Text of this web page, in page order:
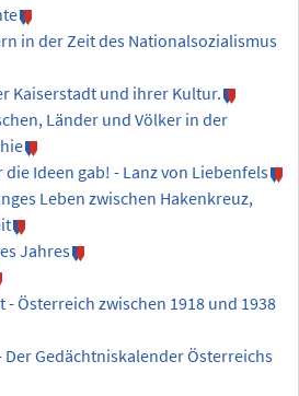
in der Zeit des Nationalsozialismus
Kaiserstadt und ihrer Kultur.
Länder und Völker in der
Ideen gab! - Lanz von Liebenfels
Leben zwischen Hakenkreuz,
Jahres
- Österreich zwischen 1918 und 1938
Der Gedächtniskalender Österreichs